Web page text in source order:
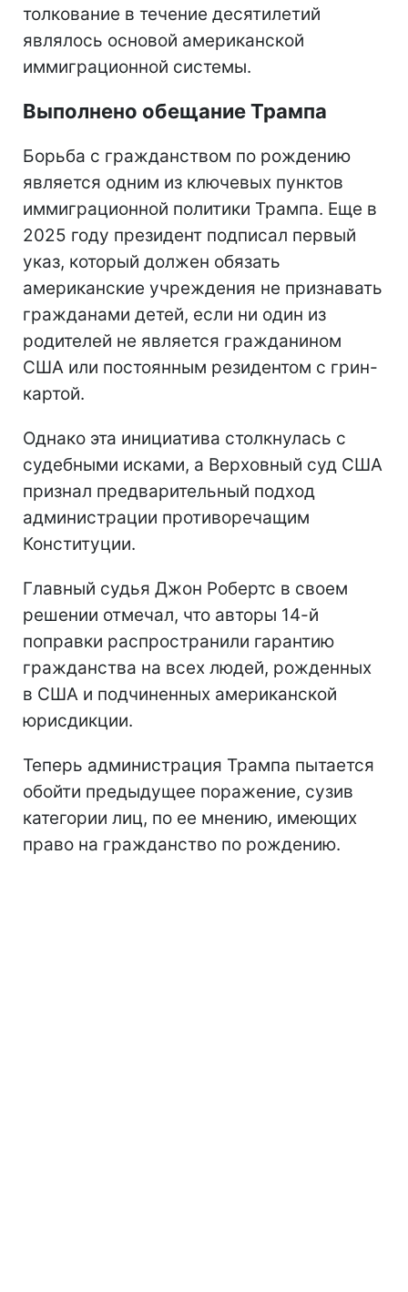
толкование в течение десятилетий
являлось основой американской
иммиграционной системы.
Выполнено обещание Трампа
Борьба с гражданством по рождению
является одним из ключевых пунктов
иммиграционной политики Трампа. Еще в
2025 году президент подписал первый
указ, который должен обязать
американские учреждения не признавать
гражданами детей, если ни один из
родителей не является гражданином
США или постоянным резидентом с грин-
картой.
Однако эта инициатива столкнулась с
судебными исками, а Верховный суд США
признал предварительный подход
администрации противоречащим
Конституции.
Главный судья Джон Робертс в своем
решении отмечал, что авторы 14-й
поправки распространили гарантию
гражданства на всех людей, рожденных
в США и подчиненных американской
юрисдикции.
Теперь администрация Трампа пытается
обойти предыдущее поражение, сузив
категории лиц, по ее мнению, имеющих
право на гражданство по рождению.